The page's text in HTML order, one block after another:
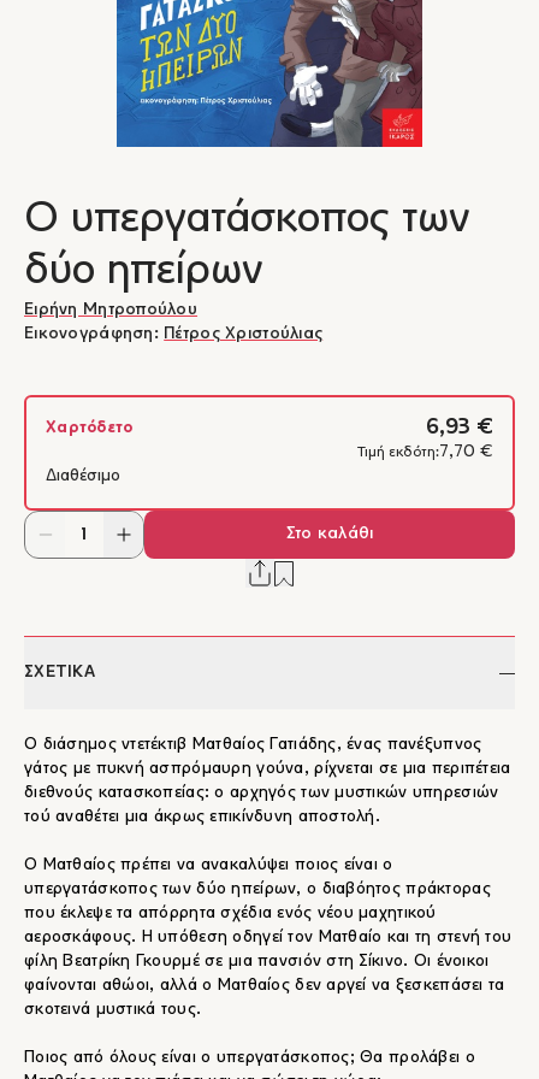
Ο υπεργατάσκοπος των
δύο ηπείρων
Ειρήνη Μητροπούλου
Εικονογράφηση: Πέτρος Χριστούλιας
Χαρτόδετο 6,93 €
Τιμή εκδότη:7,70 €
Διαθέσιμο
Στο καλάθι
ΣΧΕΤΙΚΑ
Ο διάσημος ντετέκτιβ Ματθαίος Γατιάδης, ένας πανέξυπνος
γάτος με πυκνή ασπρόμαυρη γούνα, ρίχνεται σε μια περιπέτεια
διεθνούς κατασκοπείας: ο αρχηγός των μυστικών υπηρεσιών
τού αναθέτει μια άκρως επικίνδυνη αποστολή.
Ο Ματθαίος πρέπει να ανακαλύψει ποιος είναι ο
υπεργατάσκοπος των δύο ηπείρων, ο διαβόητος πράκτορας
που έκλεψε τα απόρρητα σχέδια ενός νέου μαχητικού
αεροσκάφους. Η υπόθεση οδηγεί τον Ματθαίο και τη στενή του
φίλη Βεατρίκη Γκουρμέ σε μια πανσιόν στη Σίκινο. Οι ένοικοι
φαίνονται αθώοι, αλλά ο Ματθαίος δεν αργεί να ξεσκεπάσει τα
σκοτεινά μυστικά τους.
Ποιος από όλους είναι ο υπεργατάσκοπος; Θα προλάβει ο